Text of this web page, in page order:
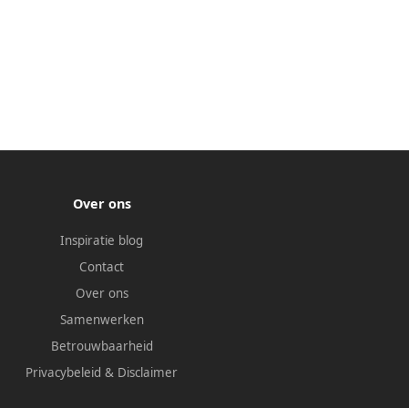
Over ons
Inspiratie blog
Contact
Over ons
Samenwerken
Betrouwbaarheid
Privacybeleid & Disclaimer